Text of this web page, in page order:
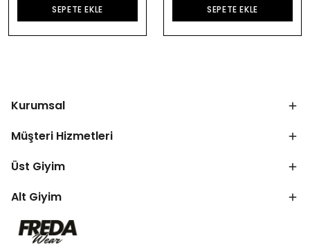
SEPETE EKLE SEPETE EKLE
Kurumsal
Müşteri Hizmetleri
Üst Giyim
Alt Giyim